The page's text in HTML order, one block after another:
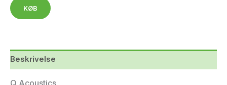
KØB
Beskrivelse
Q Acoustics